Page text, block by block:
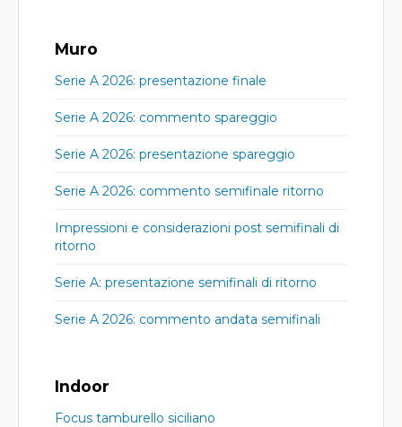
Muro
Serie A 2026: presentazione finale
Serie A 2026: commento spareggio
Serie A 2026: presentazione spareggio
Serie A 2026: commento semifinale ritorno
Impressioni e considerazioni post semifinali di
ritorno
Serie A: presentazione semifinali di ritorno
Serie A 2026: commento andata semifinali
Indoor
Focus tamburello siciliano